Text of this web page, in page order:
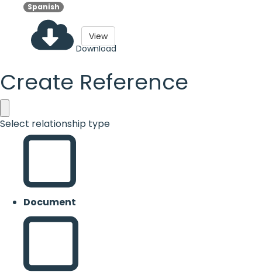
Spanish
Download
View
Create Reference
Select relationship type
Document